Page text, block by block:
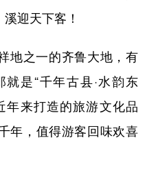
迎天下客！
之一的齐鲁大地，有
是“千年古县·水韵东
年来打造的旅游文化品
年，值得游客回味欢喜